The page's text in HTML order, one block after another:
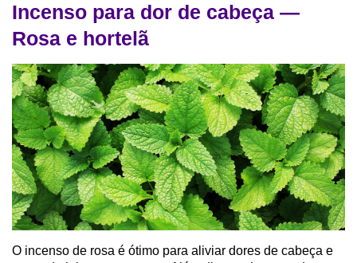
Incenso para dor de cabeça —
Rosa e hortelã
O incenso de rosa é ótimo para aliviar dores de cabeça e